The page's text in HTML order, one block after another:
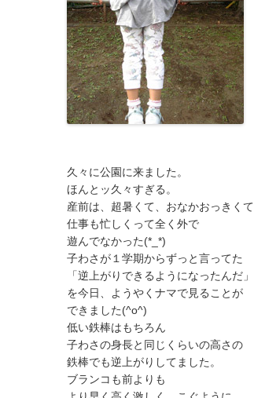
久々に公園に来ました。
ほんとッ久々すぎる。
産前は、超暑くて、おなかおっきくて
仕事も忙しくって全く外で
遊んでなかった(*_*)
子わさが１学期からずっと言ってた
「逆上がりできるようになったんだ」
を今日、ようやくナマで見ることが
できました(^o^)
低い鉄棒はもちろん
子わさの身長と同じくらいの高さの
鉄棒でも逆上がりしてました。
ブランコも前よりも